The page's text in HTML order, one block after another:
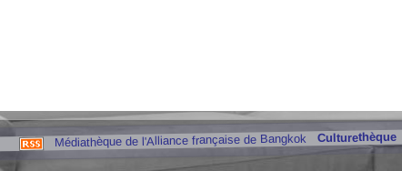
Médiathèque de l'Alliance française de Bangkok Culturethèque